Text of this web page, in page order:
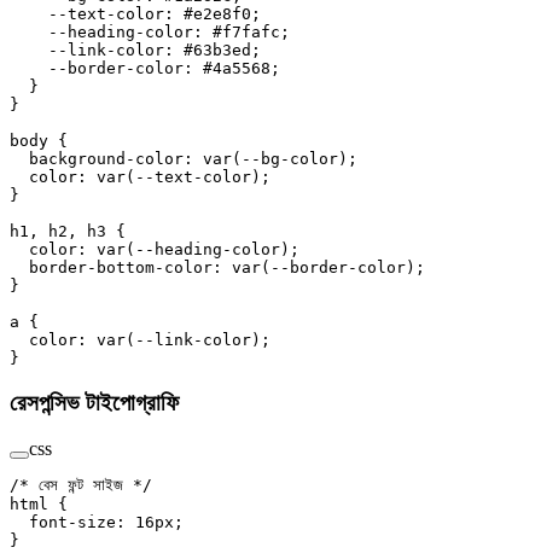
    --text-color
: #e2e8f0 ;
    --heading-color
: #f7fafc ;
    --link-color
: #63b3ed ;
    --border-color
: #4a5568 ;
  }
}
body {
  background-color
: var( --bg-color);
  color
: var( --text-color);
}
h1 , h2 , h3 {
  color
: var( --heading-color);
  border-bottom-color
: var( --border-color);
}
a {
  color
: var( --link-color);
}
রেসপন্সিভ টাইপোগ্রাফি
css
/* বেস ফন্ট সাইজ */
html {
  font-size
: 16px ;
}